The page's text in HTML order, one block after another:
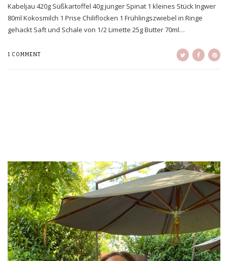
Kabeljau 420g Süßkartoffel 40g junger Spinat 1 kleines Stück Ingwer
80ml Kokosmilch 1 Prise Chiliflocken 1 Frühlingszwiebel in Ringe
gehackt Saft und Schale von 1/2 Limette 25g Butter 70ml…
1 COMMENT